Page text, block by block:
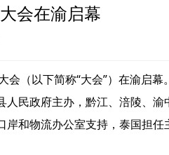
会在渝启幕
会（以下简称“大会”）在渝启
民政府主办，黔江、涪陵、渝
和物流办公室支持，泰国担任